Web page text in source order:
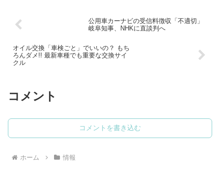
公用車カーナビの受信料徴収「不適切」
岐阜知事、NHKに直談判へ
オイル交換「車検ごと」でいいの？ もち
ろんダメ!! 最新車種でも重要な交換サイ
クル
コメント
コメントを書き込む
ホーム 情報